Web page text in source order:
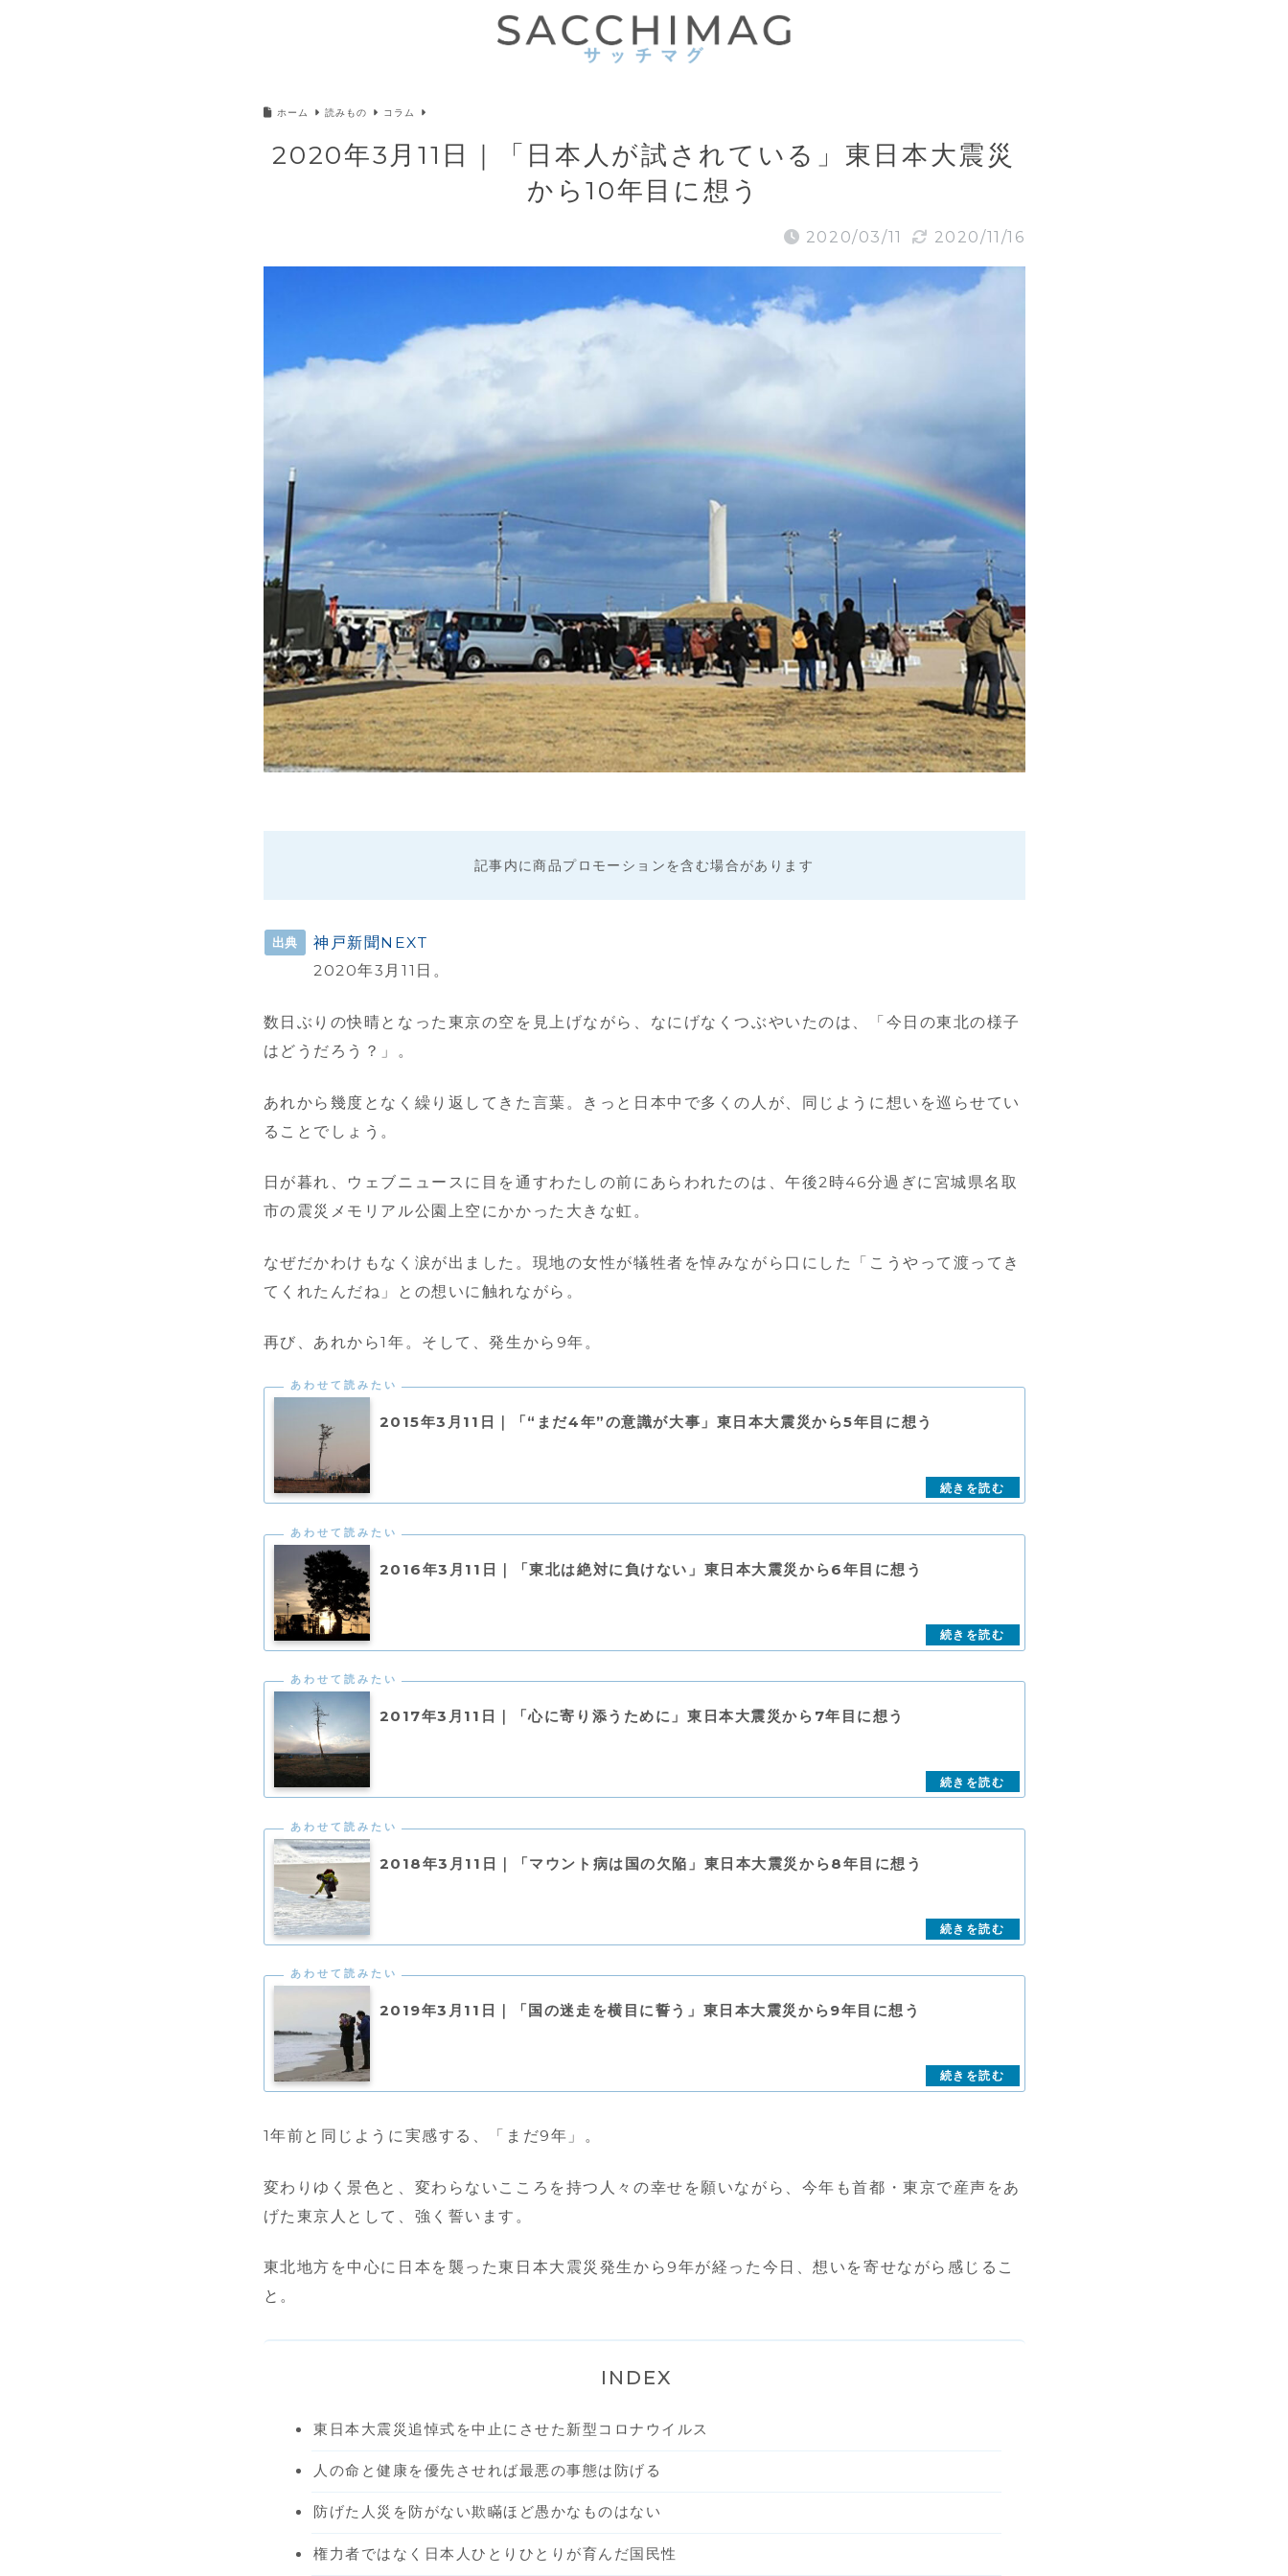
ホーム 読みもの コラム
2020年3月11日｜「日本人が試されている」東日本大震災
から10年目に想う
2020/03/11 2020/11/16
記事内に商品プロモーションを含む場合があります
出典
神戸新聞NEXT
2020年3月11日。
数日ぶりの快晴となった東京の空を見上げながら、なにげなくつぶやいたのは、「今日の東北の様子
はどうだろう？」。
あれから幾度となく繰り返してきた言葉。きっと日本中で多くの人が、同じように想いを巡らせてい
ることでしょう。
日が暮れ、ウェブニュースに目を通すわたしの前にあらわれたのは、午後2時46分過ぎに宮城県名取
市の震災メモリアル公園上空にかかった大きな虹。
なぜだかわけもなく涙が出ました。現地の女性が犠牲者を悼みながら口にした「こうやって渡ってき
てくれたんだね」との想いに触れながら。
再び、あれから1年。そして、発生から9年。
2015年3月11日｜「“まだ4年”の意識が大事」東日本大震災から5年目に想う
2016年3月11日｜「東北は絶対に負けない」東日本大震災から6年目に想う
2017年3月11日｜「心に寄り添うために」東日本大震災から7年目に想う
2018年3月11日｜「マウント病は国の欠陥」東日本大震災から8年目に想う
2019年3月11日｜「国の迷走を横目に誓う」東日本大震災から9年目に想う
1年前と同じように実感する、「まだ9年」。
変わりゆく景色と、変わらないこころを持つ人々の幸せを願いながら、今年も首都・東京で産声をあ
げた東京人として、強く誓います。
東北地方を中心に日本を襲った東日本大震災発生から9年が経った今日、想いを寄せながら感じるこ
と。
INDEX
東日本大震災追悼式を中止にさせた新型コロナウイルス
人の命と健康を優先させれば最悪の事態は防げる
防げた人災を防がない欺瞞ほど愚かなものはない
権力者ではなく日本人ひとりひとりが育んだ国民性